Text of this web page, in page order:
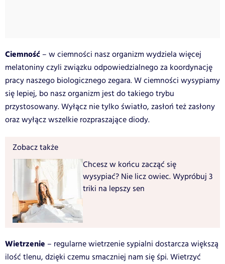
Ciemność – w ciemności nasz organizm wydziela więcej
melatoniny czyli związku odpowiedzialnego za koordynację
pracy naszego biologicznego zegara. W ciemności wysypiamy
się lepiej, bo nasz organizm jest do takiego trybu
przystosowany. Wyłącz nie tylko światło, zasłoń też zasłony
oraz wyłącz wszelkie rozpraszające diody.
Zobacz także
Chcesz w końcu zacząć się
wysypiać? Nie licz owiec. Wypróbuj 3
triki na lepszy sen
Wietrzenie – regularne wietrzenie sypialni dostarcza większą
ilość tlenu, dzięki czemu smaczniej nam się śpi. Wietrzyć